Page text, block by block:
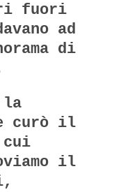
fuori
ad
di
la
curò il
cui
il